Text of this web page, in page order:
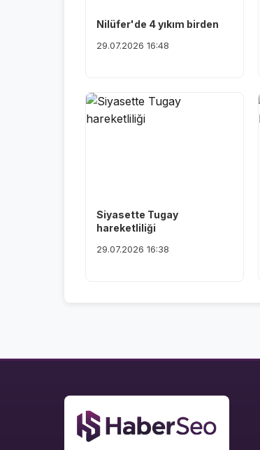
Nilüfer'de 4 yıkım birden
29.07.2026 16:48
Siyasette Tugay
hareketliliği
29.07.2026 16:38